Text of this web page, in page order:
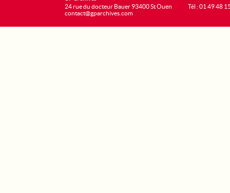
24 rue du docteur Bauer 93400 St Ouen
contact@gparchives.com
Tél : 01 49 48